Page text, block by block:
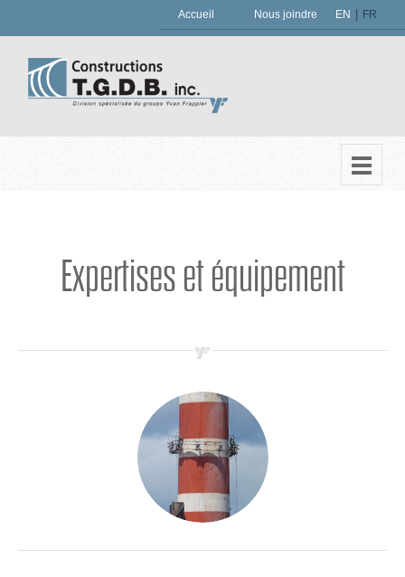
Accueil Nous joindre EN FR
Expertises et équipement